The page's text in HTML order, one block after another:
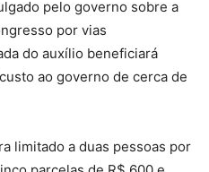
pelo governo sobre a
por vias
do auxílio beneficiará
ao governo de cerca de
limitado a duas pessoas por